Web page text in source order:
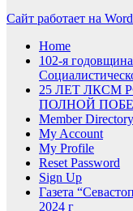
Сайт работает на
Home
102-я
25 ЛЕТ ЛКСМ
ПОЛНОЙ
Member Directory
My Account
My Profile
Reset Password
Sign Up
Газета
2024 г